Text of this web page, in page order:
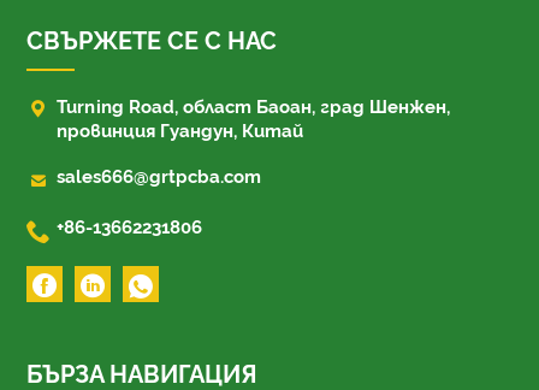
СВЪРЖЕТЕ СЕ С НАС
 Turning Road, област Баоан, град Шенжен,
провинция Гуандун, Китай
 sales666@grtpcba.com
 +86-13662231806
БЪРЗА НАВИГАЦИЯ